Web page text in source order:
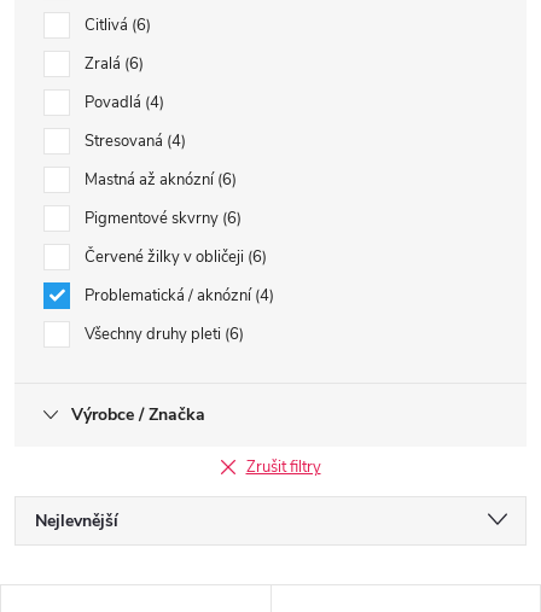
Citlivá 6
Zralá 6
Povadlá 4
Stresovaná 4
Mastná až aknózní 6
Pigmentové skvrny 6
Červené žilky v obličeji 6
Problematická / aknózní 4
Všechny druhy pleti 6
Výrobce / Značka
Zrušit filtry
Ř
a
Nejlevnější